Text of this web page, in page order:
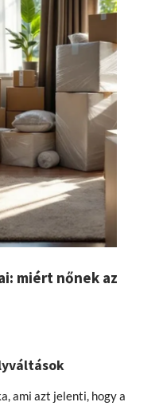
miért nőnek az
ami azt jelenti, hogy a